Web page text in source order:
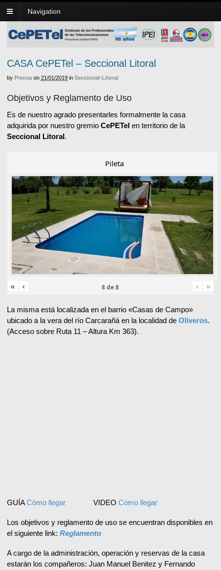
Navigation
CASA CePETel – Seccional Litoral
by Prensa on 21/01/2019 in Seccional-Litoral
Objetivos y Reglamento de Uso
Es de nuestro agrado presentarles formalmente la casa
adquirida por nuestro gremio CePETel en territorio de la
Seccional Litoral.
Pileta
« ‹ 8de8 › »
La misma está localizada en el barrio «Casas de Campo»
ubicado a la vera del río Carcarañá en la localidad de Oliveros.
(Acceso sobre Ruta 11 – Altura Km 363).
GUÍACómo llegar VIDEO Cómo llegar
Los objetivos y reglamento de uso se encuentran disponibles en
el siguiente link: Reglamento
A cargo de la administración, operación y reservas de la casa
estarán los compañeros: Juan Manuel Benitez y Fernando